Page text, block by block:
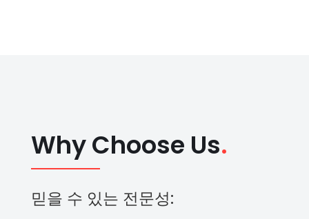
Why Choose Us.
믿을 수 있는 전문성: